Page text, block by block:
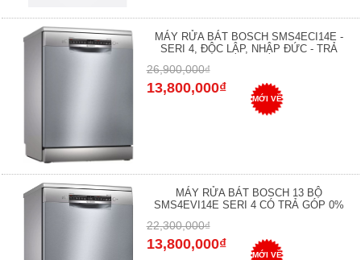
MÁY RỬA BÁT BOSCH SMS4ECI14E -
SERI 4, ĐỘC LẬP, NHẬP ĐỨC - TRẢ
26,900,000₫
13,800,000₫
MỚI VỀ
MÁY RỬA BÁT BOSCH 13 BỘ
SMS4EVI14E SERI 4 CÓ TRẢ GÓP 0%
22,300,000₫
13,800,000₫
MỚI VỀ